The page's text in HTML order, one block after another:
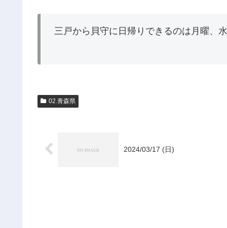
三戸から貝守に日帰りできるのは月曜、
02.青森県
2024/03/17 (日)